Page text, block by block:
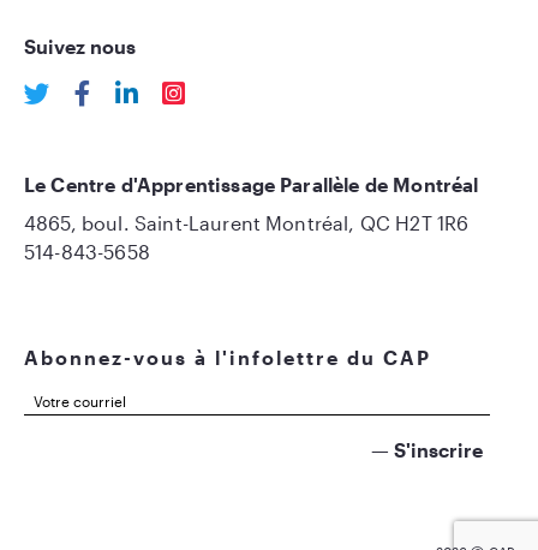
Suivez nous
Abonnez-vous à l'infolettre du CAP
Le Centre d'Apprentissage Parallèle de Montréal
4865, boul. Saint-Laurent Montréal, QC H2T 1R6
514-843-5658